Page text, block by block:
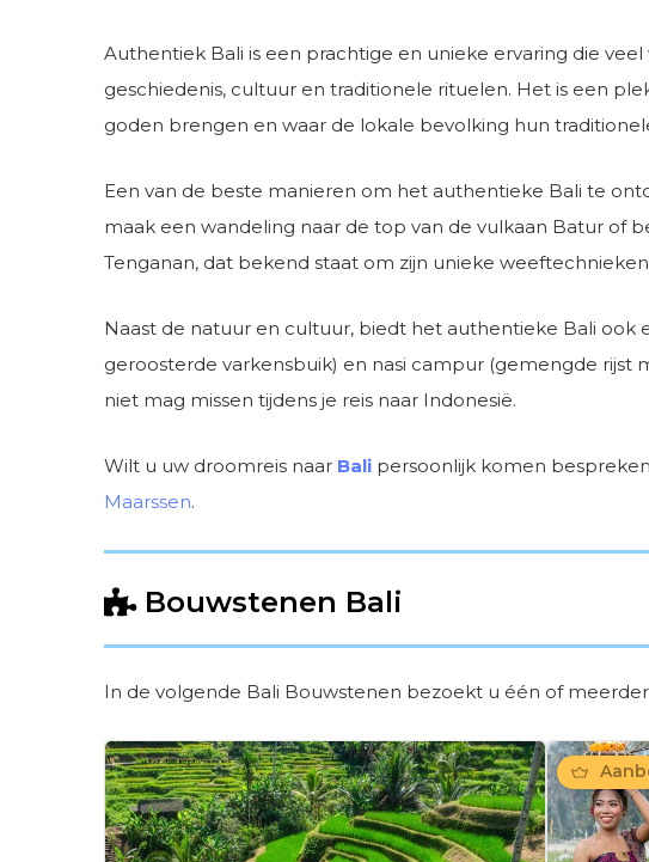
Authentiek Bali is een prachtige en unieke ervaring die
geschiedenis, cultuur en traditionele rituelen. Het is een
goden brengen en waar de lokale bevolking hun
Een van de beste manieren om het authentieke Bali te
maak een wandeling naar de top van de vulkaan Batur of
Tenganan, dat bekend staat om zijn unieke
Naast de natuur en cultuur, biedt het authentieke Bali ook
geroosterde varkensbuik) en nasi campur (gemengde rijst
niet mag missen tijdens je reis naar Indonesië.
Wilt u uw droomreis naar Bali persoonlijk komen
Maarssen.
Bouwstenen Bali
In de volgende Bali Bouwstenen bezoekt u één of